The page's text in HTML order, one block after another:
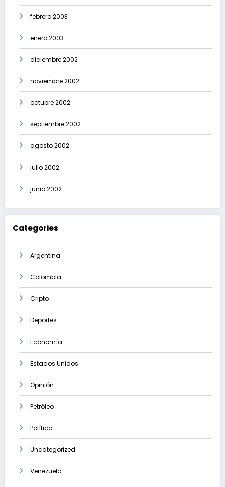
febrero 2003
enero 2003
diciembre 2002
noviembre 2002
octubre 2002
septiembre 2002
agosto 2002
julio 2002
junio 2002
Categories
Argentina
Colombia
Cripto
Deportes
Economía
Estados Unidos
Opinión
Petróleo
Política
Uncategorized
Venezuela